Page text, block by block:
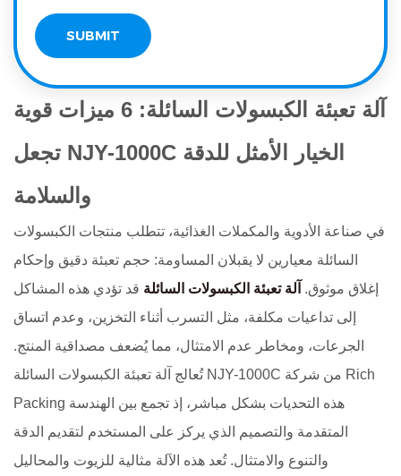
آلة تعبئة الكبسولات السائلة: 6 ميزات قوية
تجعل NJY-1000C الخيار الأمثل للدقة
والسلامة
في صناعة الأدوية والمكملات الغذائية، تتطلب منتجات الكبسولات
السائلة معيارين لا يقبلان المساومة: حجم تعبئة دقيق وإحكام
إغلاق موثوق. آلة تعبئة الكبسولات السائلة قد تؤدي هذه المشاكل
إلى تداعيات مكلفة، مثل التسرب أثناء التخزين، وعدم اتساق
الجرعات، ومخاطر عدم الامتثال، مما يُضعف مصداقية المنتج.
تُعالج آلة تعبئة الكبسولات السائلة NJY-1000C من شركة Rich
Packing هذه التحديات بشكل مباشر، إذ تجمع بين الهندسة
المتقدمة والتصميم الذي يركز على المستخدم لتقديم الدقة
والتنوع والامتثال. تُعد هذه الآلة مثالية للزيوت والمحاليل